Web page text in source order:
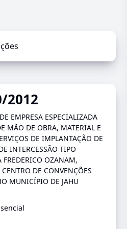
2012
EMPRESA ESPECIALIZADA
MÃO DE OBRA, MATERIAL E
DE IMPLANTAÇÃO DE
INTERCESSÃO TIPO
FREDERICO OZANAM,
DE CONVENÇÕES
MUNICÍPIO DE JAHU